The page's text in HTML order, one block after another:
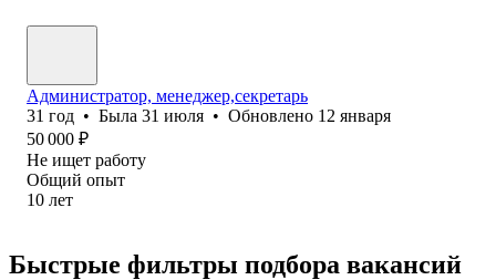
Администратор, менеджер,секретарь
31 год • Была 31 июля • Обновлено 12 января
50 000 ₽
Не ищет работу
Общий опыт
10 лет
Быстрые фильтры подбора вакансий